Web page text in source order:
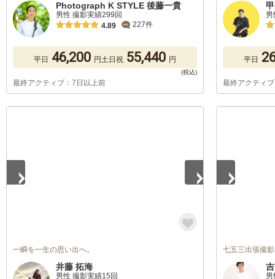
Photograph K STYLE 後藤一貴
男性 撮影実績299回
4.89
227件
平日 46,200 円土日祝 55,440 円
最終アクティブ：7日以上前
平日
最終アクティ
一瞬を一生の思い出へ。
井藤 拓海
男性 撮影実績15回
七五三出張撮